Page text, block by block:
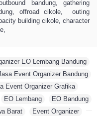
bandung, gathering
offroad cikole, outing
building cikole, character
EO Lembang Bandung
Event Organizer Bandung
Event Organizer Grafika
EO Lembang EO Bandung
Barat Event Organizer